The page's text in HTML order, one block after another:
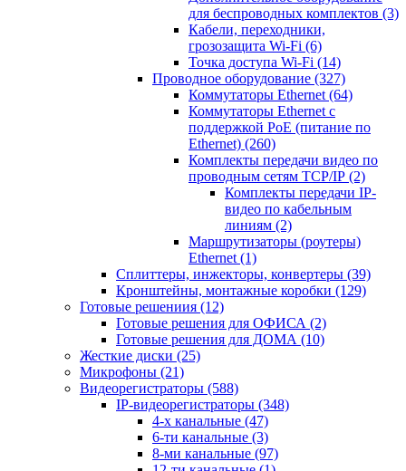
для беспроводных комплектов (3)
Кабели, переходники,
грозозащита Wi-Fi (6)
Точка доступа Wi-Fi (14)
Проводное оборудование (327)
Коммутаторы Ethernet (64)
Коммутаторы Ethernet с
поддержкой PoE (питание по
Ethernet) (260)
Комплекты передачи видео по
проводным сетям TCP/IP (2)
Комплекты передачи IP-
видео по кабельным
линиям (2)
Маршрутизаторы (роутеры)
Ethernet (1)
Сплиттеры, инжекторы, конвертеры (39)
Кронштейны, монтажные коробки (129)
Готовые решениия (12)
Готовые решения для ОФИСА (2)
Готовые решения для ДОМА (10)
Жесткие диски (25)
Микрофоны (21)
Видеорегистраторы (588)
IP-видеорегистраторы (348)
4-х канальные (47)
6-ти канальные (3)
8-ми канальные (97)